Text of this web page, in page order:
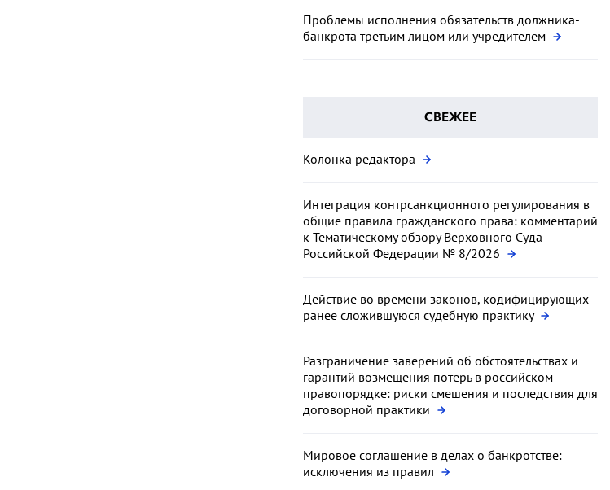
Проблемы исполнения обязательств должника-
банкрота третьим лицом или учредителем
СВЕЖЕЕ
Колонка редактора
Интеграция контрсанкционного регулирования в
общие правила гражданского права: комментарий
к Тематическому обзору Верховного Суда
Российской Федерации № 8/2026
Действие во времени законов, кодифицирующих
ранее сложившуюся судебную практику
Разграничение заверений об обстоятельствах и
гарантий возмещения потерь в российском
правопорядке: риски смешения и последствия для
договорной практики
Мировое соглашение в делах о банкротстве:
исключения из правил